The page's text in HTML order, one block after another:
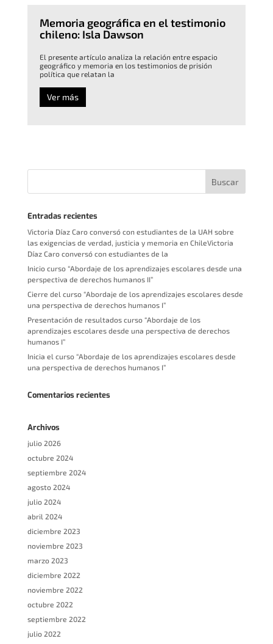
Memoria geográfica en el testimonio
chileno: Isla Dawson
El presente artículo analiza la relación entre espacio
geográfico y memoria en los testimonios de prisión
política que relatan la
Ver más
Entradas recientes
Victoria Díaz Caro conversó con estudiantes de la UAH sobre
las exigencias de verdad, justicia y memoria en ChileVictoria
Díaz Caro conversó con estudiantes de la
Inicio curso “Abordaje de los aprendizajes escolares desde una
perspectiva de derechos humanos II”
Cierre del curso “Abordaje de los aprendizajes escolares desde
una perspectiva de derechos humanos I”
Presentación de resultados curso “Abordaje de los
aprendizajes escolares desde una perspectiva de derechos
humanos I”
Inicia el curso “Abordaje de los aprendizajes escolares desde
una perspectiva de derechos humanos I”
Comentarios recientes
Archivos
julio 2026
octubre 2024
septiembre 2024
agosto 2024
julio 2024
abril 2024
diciembre 2023
noviembre 2023
marzo 2023
diciembre 2022
noviembre 2022
octubre 2022
septiembre 2022
julio 2022